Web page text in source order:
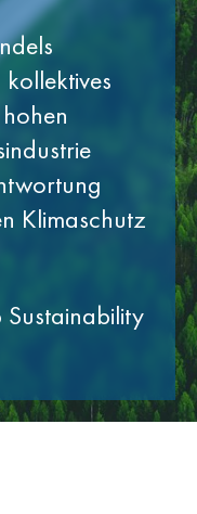
Klimaschutz